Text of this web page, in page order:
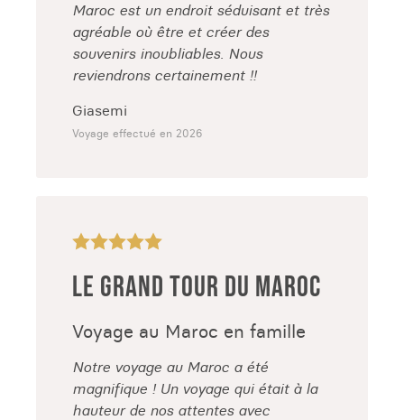
Maroc est un endroit séduisant et très
agréable où être et créer des
souvenirs inoubliables. Nous
reviendrons certainement !!
Giasemi
Voyage effectué en 2026
LE GRAND TOUR DU MAROC
Voyage au Maroc en famille
Notre voyage au Maroc a été
magnifique ! Un voyage qui était à la
hauteur de nos attentes avec